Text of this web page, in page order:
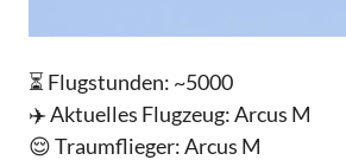
⏳ Flugstunden: ~5000
✈️ Aktuelles Flugzeug: Arcus M
😌 Traumflieger: Arcus M